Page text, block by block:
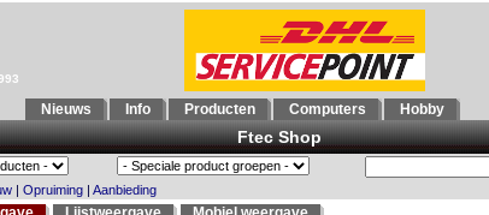
Nieuws Info Producten Computers Hobby
Ftec Shop
| Opruiming | Aanbieding